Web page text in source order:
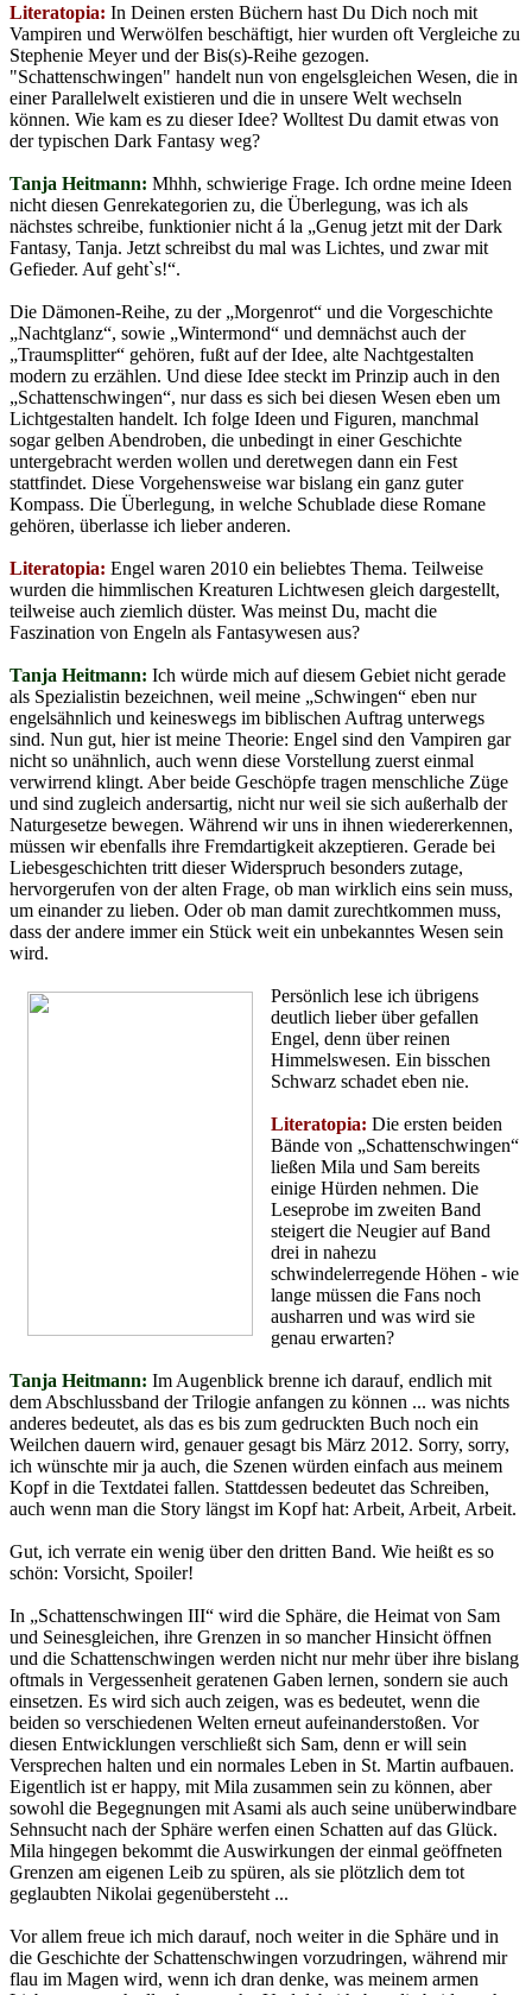
Literatopia: In Deinen ersten Büchern hast Du Dich noch mit
Vampiren und Werwölfen beschäftigt, hier wurden oft Vergleiche zu
Stephenie Meyer und der Bis(s)-Reihe gezogen.
"Schattenschwingen" handelt nun von engelsgleichen Wesen, die in
einer Parallelwelt existieren und die in unsere Welt wechseln
können. Wie kam es zu dieser Idee? Wolltest Du damit etwas von
der typischen Dark Fantasy weg?
Tanja Heitmann: Mhhh, schwierige Frage. Ich ordne meine Ideen
nicht diesen Genrekategorien zu, die Überlegung, was ich als
nächstes schreibe, funktionier nicht á la „Genug jetzt mit der Dark
Fantasy, Tanja. Jetzt schreibst du mal was Lichtes, und zwar mit
Gefieder. Auf geht`s!“.
Die Dämonen-Reihe, zu der „Morgenrot“ und die Vorgeschichte
„Nachtglanz“, sowie „Wintermond“ und demnächst auch der
„Traumsplitter“ gehören, fußt auf der Idee, alte Nachtgestalten
modern zu erzählen. Und diese Idee steckt im Prinzip auch in den
„Schattenschwingen“, nur dass es sich bei diesen Wesen eben um
Lichtgestalten handelt. Ich folge Ideen und Figuren, manchmal
sogar gelben Abendroben, die unbedingt in einer Geschichte
untergebracht werden wollen und deretwegen dann ein Fest
stattfindet. Diese Vorgehensweise war bislang ein ganz guter
Kompass. Die Überlegung, in welche Schublade diese Romane
gehören, überlasse ich lieber anderen.
Literatopia: Engel waren 2010 ein beliebtes Thema. Teilweise
wurden die himmlischen Kreaturen Lichtwesen gleich dargestellt,
teilweise auch ziemlich düster. Was meinst Du, macht die
Faszination von Engeln als Fantasywesen aus?
Tanja Heitmann: Ich würde mich auf diesem Gebiet nicht gerade
als Spezialistin bezeichnen, weil meine „Schwingen“ eben nur
engelsähnlich und keineswegs im biblischen Auftrag unterwegs
sind. Nun gut, hier ist meine Theorie: Engel sind den Vampiren gar
nicht so unähnlich, auch wenn diese Vorstellung zuerst einmal
verwirrend klingt. Aber beide Geschöpfe tragen menschliche Züge
und sind zugleich andersartig, nicht nur weil sie sich außerhalb der
Naturgesetze bewegen. Während wir uns in ihnen wiedererkennen,
müssen wir ebenfalls ihre Fremdartigkeit akzeptieren. Gerade bei
Liebesgeschichten tritt dieser Widerspruch besonders zutage,
hervorgerufen von der alten Frage, ob man wirklich eins sein muss,
um einander zu lieben. Oder ob man damit zurechtkommen muss,
dass der andere immer ein Stück weit ein unbekanntes Wesen sein
wird.
Persönlich lese ich übrigens
deutlich lieber über gefallen
Engel, denn über reinen
Himmelswesen. Ein bisschen
Schwarz schadet eben nie.
Literatopia: Die ersten beiden
Bände von „Schattenschwingen“
ließen Mila und Sam bereits
einige Hürden nehmen. Die
Leseprobe im zweiten Band
steigert die Neugier auf Band
drei in nahezu
schwindelerregende Höhen - wie
lange müssen die Fans noch
ausharren und was wird sie
genau erwarten?
Tanja Heitmann: Im Augenblick brenne ich darauf, endlich mit
dem Abschlussband der Trilogie anfangen zu können ... was nichts
anderes bedeutet, als das es bis zum gedruckten Buch noch ein
Weilchen dauern wird, genauer gesagt bis März 2012. Sorry, sorry,
ich wünschte mir ja auch, die Szenen würden einfach aus meinem
Kopf in die Textdatei fallen. Stattdessen bedeutet das Schreiben,
auch wenn man die Story längst im Kopf hat: Arbeit, Arbeit, Arbeit.
Gut, ich verrate ein wenig über den dritten Band. Wie heißt es so
schön: Vorsicht, Spoiler!
In „Schattenschwingen III“ wird die Sphäre, die Heimat von Sam
und Seinesgleichen, ihre Grenzen in so mancher Hinsicht öffnen
und die Schattenschwingen werden nicht nur mehr über ihre bislang
oftmals in Vergessenheit geratenen Gaben lernen, sondern sie auch
einsetzen. Es wird sich auch zeigen, was es bedeutet, wenn die
beiden so verschiedenen Welten erneut aufeinanderstoßen. Vor
diesen Entwicklungen verschließt sich Sam, denn er will sein
Versprechen halten und ein normales Leben in St. Martin aufbauen.
Eigentlich ist er happy, mit Mila zusammen sein zu können, aber
sowohl die Begegnungen mit Asami als auch seine unüberwindbare
Sehnsucht nach der Sphäre werfen einen Schatten auf das Glück.
Mila hingegen bekommt die Auswirkungen der einmal geöffneten
Grenzen am eigenen Leib zu spüren, als sie plötzlich dem tot
geglaubten Nikolai gegenübersteht ...
Vor allem freue ich mich darauf, noch weiter in die Sphäre und in
die Geschichte der Schattenschwingen vorzudringen, während mir
flau im Magen wird, wenn ich dran denke, was meinem armen